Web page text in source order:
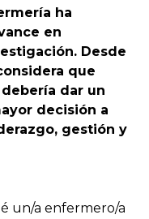
ha
en
Desde
que
dar un
decisión a
gestión y
un/a enfermero/a